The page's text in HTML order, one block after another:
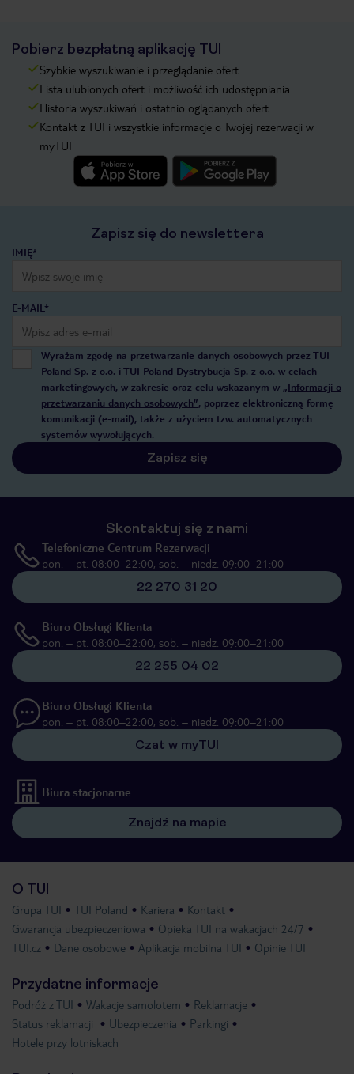
Pobierz bezpłatną aplikację TUI
Szybkie wyszukiwanie i przeglądanie ofert
Lista ulubionych ofert i możliwość ich udostępniania
Historia wyszukiwań i ostatnio oglądanych ofert
Kontakt z TUI i wszystkie informacje o Twojej rezerwacji w
myTUI
Zapisz się do newslettera
IMIĘ*
E-MAIL*
Wyrażam zgodę na przetwarzanie danych osobowych przez TUI
Poland Sp. z o.o. i TUI Poland Dystrybucja Sp. z o.o. w celach
marketingowych, w zakresie oraz celu wskazanym w „Informacji o
przetwarzaniu danych osobowych”, poprzez elektroniczną formę
komunikacji (e-mail), także z użyciem tzw. automatycznych
systemów wywołujących.
Zapisz się
Skontaktuj się z nami
Telefoniczne Centrum Rezerwacji
pon. – pt. 08:00–22:00, sob. – niedz. 09:00–21:00
22 270 31 20
Biuro Obsługi Klienta
pon. – pt. 08:00–22:00, sob. – niedz. 09:00–21:00
22 255 04 02
Biuro Obsługi Klienta
pon. – pt. 08:00–22:00, sob. – niedz. 09:00–21:00
Czat w myTUI
Biura stacjonarne
Znajdź na mapie
O TUI
Grupa TUI TUI Poland Kariera
Kontakt
Gwarancja ubezpieczeniowa
Opieka TUI na wakacjach 24/7
TUI.cz
Dane osobowe Aplikacja mobilna TUI Opinie TUI
Przydatne informacje
Podróż z TUI Wakacje samolotem
Reklamacje
Status reklamacji
Ubezpieczenia
Parkingi
Hotele przy lotniskach